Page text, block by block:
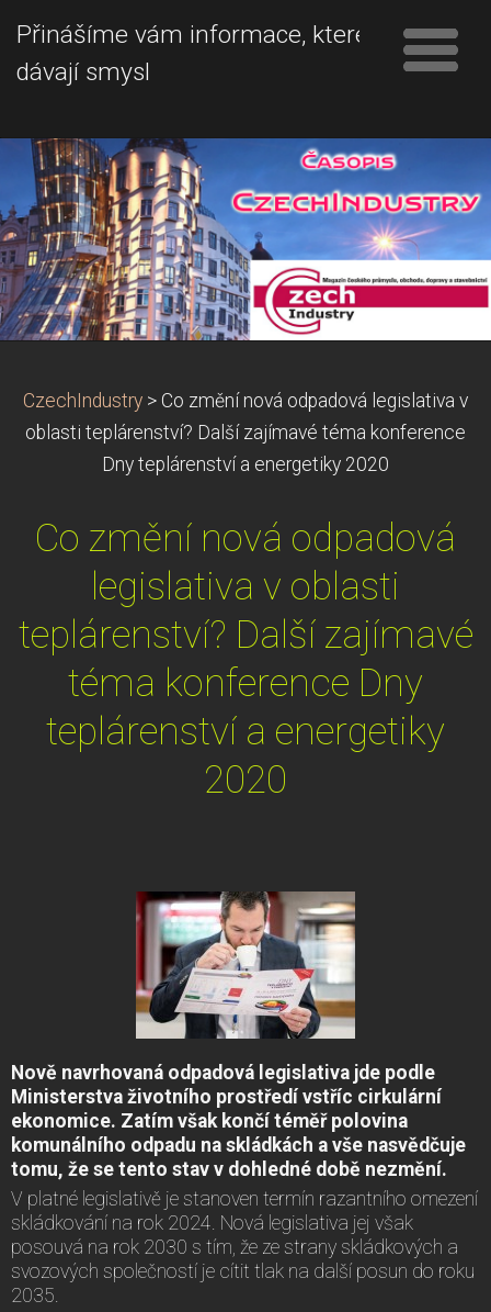
Přinášíme vám informace, které
dávají smysl
CzechIndustry > Co změní nová odpadová legislativa v
oblasti teplárenství? Další zajímavé téma konference
Dny teplárenství a energetiky 2020
Co změní nová odpadová
legislativa v oblasti
teplárenství? Další zajímavé
téma konference Dny
teplárenství a energetiky
2020
Nově navrhovaná odpadová legislativa jde podle
Ministerstva životního prostředí vstříc cirkulární
ekonomice. Zatím však končí téměř polovina
komunálního odpadu na skládkách a vše nasvědčuje
tomu, že se tento stav v dohledné době nezmění.
V platné legislativě je stanoven termín razantního omezení
skládkování na rok 2024. Nová legislativa jej však
posouvá na rok 2030 s tím, že ze strany skládkových a
svozových společností je cítit tlak na další posun do roku
2035.